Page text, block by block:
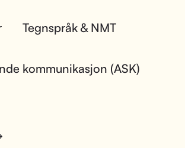
Tegnspråk & NMT
kommunikasjon (ASK)